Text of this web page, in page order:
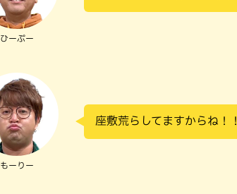
ひーぷー
もーりー
座敷荒らしてますからね！！